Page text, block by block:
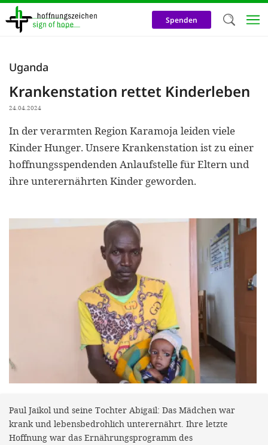
Direkt
zum
Inhalt
Spenden
Uganda
Krankenstation rettet Kinderleben
24.04.2024
In der verarmten Region Karamoja leiden viele
Kinder Hunger. Unsere Krankenstation ist zu einer
hoffnungsspendenden Anlaufstelle für Eltern und
ihre unterernährten Kinder geworden.
Paul Jaikol und seine Tochter Abigail: Das Mädchen war
krank und lebensbedrohlich unterernährt. Ihre letzte
Hoffnung war das Ernährungsprogramm des
Wir
nutzen
helfen
Online-
den